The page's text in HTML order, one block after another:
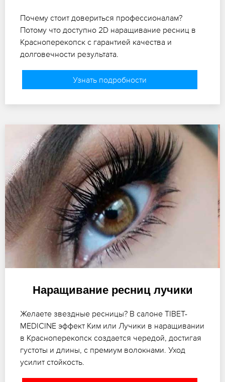
Почему стоит довериться профессионалам?
Потому что доступно 2D наращивание ресниц в
Красноперекопск с гарантией качества и
долговечности результата.
Узнать подробности
Наращивание ресниц лучики
Желаете звездные ресницы? В салоне TIBET-
MEDICINE эффект Ким или Лучики в наращивании
в Красноперекопск создается чередой, достигая
густоты и длины, с премиум волокнами. Уход
усилит стойкость.